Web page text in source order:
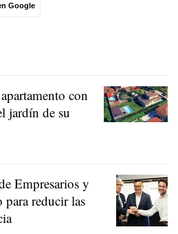
Google
con
jardín de su
Empresarios y
reducir las